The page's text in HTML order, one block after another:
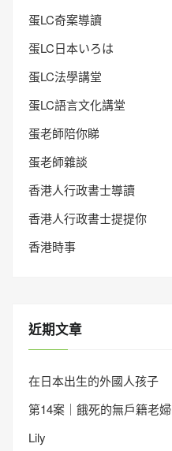
蛋LC奇案導讀
蛋LC日本いろは
蛋LC法學講堂
蛋LC語言文化講堂
蛋老師陪你睇
蛋老師雜談
香港人行政書士導讀
香港人行政書士提提你
香港時事
近期文章
在日本出生的外國人孩子
第14案｜餓死的無戶籍老婦
Lily